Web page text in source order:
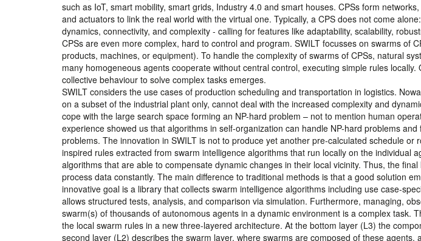
such as IoT, smart mobility, smart grids, Industry 4.0 and smart houses. CPSs form
and actuators to link the real world with the virtual one. Typically, a CPS does not come
dynamics, connectivity, and complexity - calling for features like adaptability, scalability,
CPSs are even more complex, hard to control and program. SWILT focusses on swarms of
products, machines, or equipment). To handle the complexity of swarms of CPSs, natural
many homogeneous agents cooperate without central control, executing simple rules
collective behaviour to solve complex tasks emerges.
SWILT considers the use cases of production scheduling and transportation in logistics.
on a subset of the industrial plant only, cannot deal with the increased complexity and
cope with the large search space forming an NP-hard problem – not to mention human
experience showed us that algorithms in self-organization can handle NP-hard problems
problems. The innovation in SWILT is not to produce yet another pre-calculated schedule or
inspired rules extracted from swarm intelligence algorithms that run locally on the individual
algorithms that are able to compensate dynamic changes in their local vicinity. Thus, the
process data constantly. The main difference to traditional methods is that a good solution
innovative goal is a library that collects swarm intelligence algorithms including use case-
allows structured tests, analysis, and comparison via simulation. Furthermore, managing,
swarm(s) of thousands of autonomous agents in a dynamic environment is a complex task.
the local swarm rules in a new three-layered architecture. At the bottom layer (L3) the
second layer (L2) describes the swarm layer, where swarms are composed of these agents,